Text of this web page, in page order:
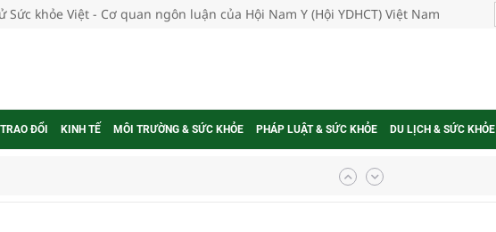
Sức khỏe Việt - Cơ quan ngôn luận của Hội Nam Y (Hội YDHCT) Việt Nam
ĐỔI KINH TẾ MÔI TRƯỜNG & SỨC KHỎE PHÁP LUẬT & SỨC KHỎE DU LỊCH & SỨC KHỎE